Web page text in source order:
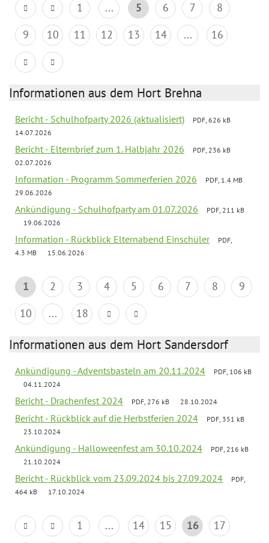
1 ... 5 6 7
8
9
10 11 12 13 14 ... 16
Informationen aus dem Hort Brehna
Bericht - Schulhofparty 2026 (aktualisiert)
PDF, 626 kB
14.07.2026
Bericht - Elternbrief zum 1. Halbjahr 2026
PDF, 236 kB
02.07.2026
Information - Programm Sommerferien 2026
PDF, 1.4 MB
29.06.2026
Ankündigung - Schulhofparty am 01.07.2026
PDF, 211 kB
19.06.2026
Information - Rückblick Elternabend Einschüler
PDF,
4.3 MB
15.06.2026
1 2 3 4 5 6 7 8
9
10
... 18
Informationen aus dem Hort Sandersdorf
Ankündigung - Adventsbasteln am 20.11.2024
PDF, 106 kB
04.11.2024
Bericht - Drachenfest 2024 PDF, 276 kB 28.10.2024
Bericht - Rückblick auf die Herbstferien 2024
PDF, 351 kB
23.10.2024
Ankündigung - Halloweenfest am 30.10.2024
PDF, 216 kB
21.10.2024
Bericht - Rückblick vom 23.09.2024 bis 27.09.2024
PDF,
464 kB
17.10.2024
1 ... 14 15 16
17